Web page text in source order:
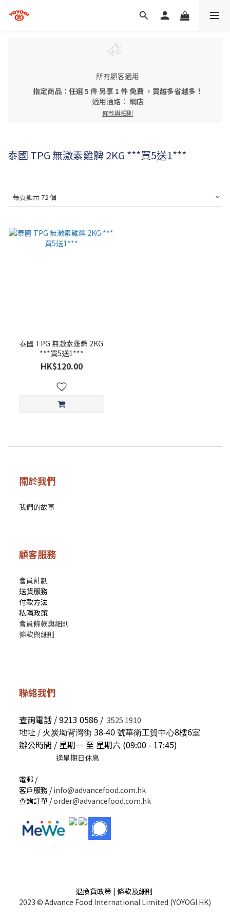
所有顧客適用
指定商品：任選 5 件 另享 1 件 免費 ，買越多省越多！
適用通路： 網店
條款與細則
泰國 TPG 無激素雞髀 2KG ***買5送1***
每頁顯示 72 個
泰國 TPG 無激素雞髀 2KG
***買5送1***
HK$120.00
關於我們
我們的故事
顧客服務
會員計劃
送貨服務
付款方法
私隱政策
會員條款與細則
條款與細則
聯絡我們
查詢電話 / 9213 0586 / 3525 1910
地址 / 火炭坳背灣街 38-40 號華衛工貿中心8樓6室
辦公時間 / 星期一 至 星期六 (09:00 - 17:45)
逢星期日休息
電郵 /
客戶服務 /info@advancefood.com.hk
查詢訂單 /order@advancefood.com.hk
退換貨政策 | 條款及細則
2023 © Advance Food International Limited (YOYOGI HK)